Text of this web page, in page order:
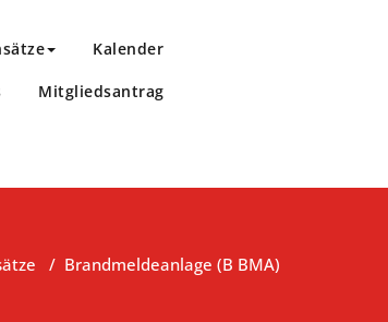
Kalender
Mitgliedsantrag
/ Brandmeldeanlage (B BMA)